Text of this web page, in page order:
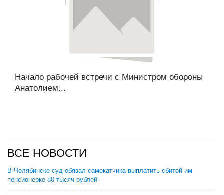
Начало рабочей встречи с Министром обороны
Анатолием...
ВСЕ НОВОСТИ
В Челябинске суд обязал самокатчика выплатить сбитой им
пенсионерке 80 тысяч рублей